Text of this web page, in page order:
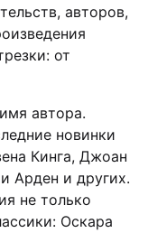
авторов,
от
автора.
новинки
Кинга, Джоан
Арден и других.
не только
Оскара